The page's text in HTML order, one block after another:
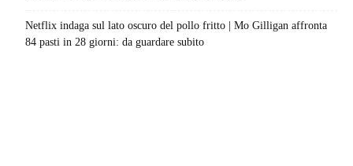
Netflix indaga sul lato oscuro del pollo fritto | Mo Gilligan affronta
84 pasti in 28 giorni: da guardare subito